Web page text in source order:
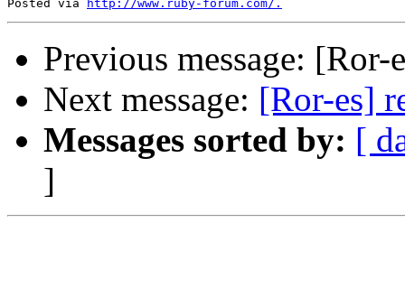
Posted via
http://www.ruby-forum.com/.
Previous message:
Next message: [Ror-es]
Messages sorted by: [
]